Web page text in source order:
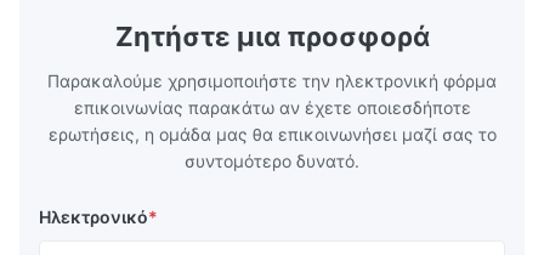
Ζητήστε μια προσφορά
Παρακαλούμε χρησιμοποιήστε την ηλεκτρονική φόρμα
επικοινωνίας παρακάτω αν έχετε οποιεσδήποτε
ερωτήσεις, η ομάδα μας θα επικοινωνήσει μαζί σας το
συντομότερο δυνατό.
Ηλεκτρονικό*